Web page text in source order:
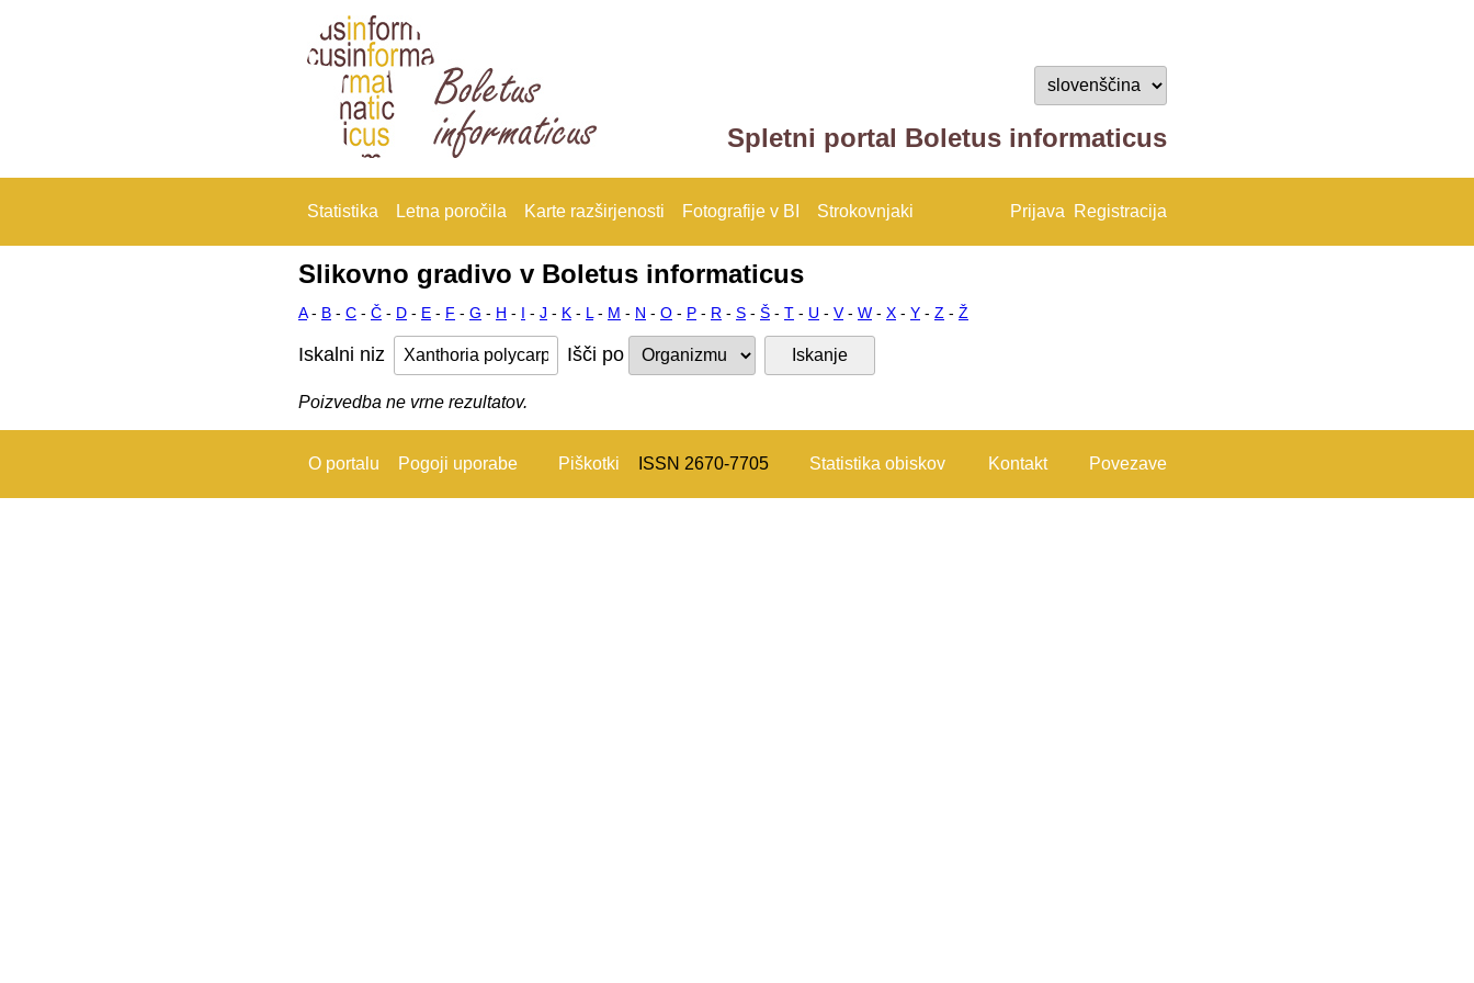
Spletni portal Boletus informaticus
Statistika Letna poročila Karte razširjenosti Fotografije v BI Strokovnjaki Prijava Registracija
Slikovno gradivo v Boletus informaticus
A- B - C - Č - D - E - F - G - H - I - J - K - L - M - N - O - P - R - S - Š - T - U - V- W - X - Y - Z - Ž
Iskalni niz Išči po
Poizvedba ne vrne rezultatov.
O portalu Pogoji uporabe Piškotki ISSN 2670-7705 Statistika obiskov Kontakt Povezave